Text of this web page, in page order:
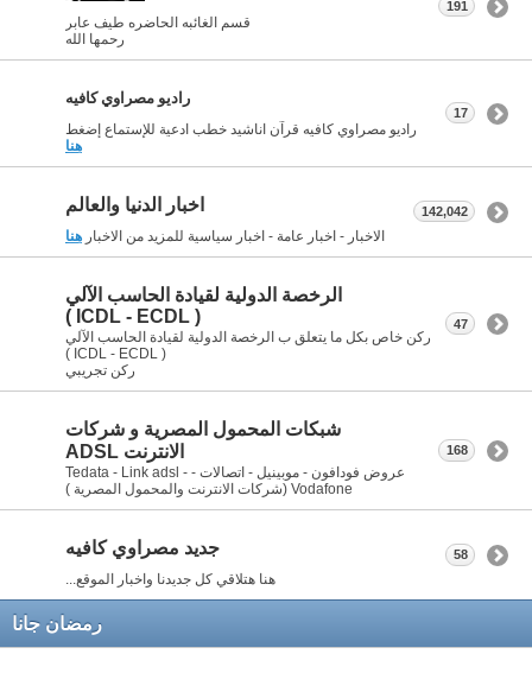
قسم الغائبه الحاضره طيف عابر
رحمها الله
191
راديو مصراوي كافيه
راديو مصراوي كافيه قرآن اناشيد خطب ادعية للإستماع إضغط
هنا
17
اخبار الدنيا والعالم
الاخبار - اخبار عامة - اخبار سياسية للمزيد من الاخبار هنا
142,042
الرخصة الدولية لقيادة الحاسب الآلي
( ICDL - ECDL )
ركن خاص بكل ما يتعلق ب الرخصة الدولية لقيادة الحاسب الآلي
( ICDL - ECDL )
ركن تجريبي
47
شبكات المحمول المصرية و شركات
الانترنت ADSL
عروض فودافون - موبينيل - اتصالات - Tedata - Link adsl -
Vodafone (شركات الانترنت والمحمول المصرية )
168
جديد مصراوي كافيه
هنا هتلاقي كل جديدنا واخبار الموقع...
58
رمضان جانا